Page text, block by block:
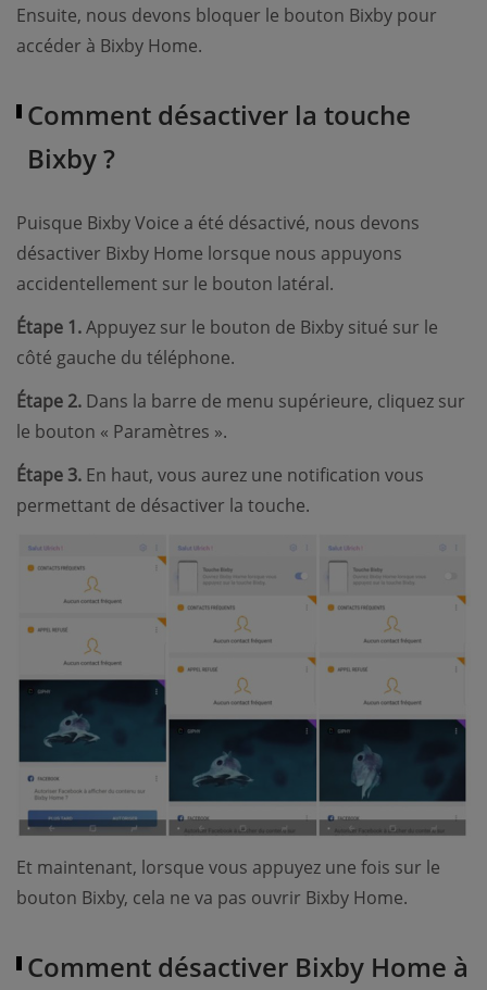
Ensuite, nous devons bloquer le bouton Bixby pour
accéder à Bixby Home.
Comment désactiver la touche
Bixby ?
Puisque Bixby Voice a été désactivé, nous devons
désactiver Bixby Home lorsque nous appuyons
accidentellement sur le bouton latéral.
Étape 1.Appuyez sur le bouton de Bixby situé sur le
côté gauche du téléphone.
Étape 2. Dans la barre de menu supérieure, cliquez sur
le bouton « Paramètres ».
Étape 3. En haut, vous aurez une notification vous
permettant de désactiver la touche.
Et maintenant, lorsque vous appuyez une fois sur le
bouton Bixby, cela ne va pas ouvrir Bixby Home.
Comment désactiver Bixby Home à